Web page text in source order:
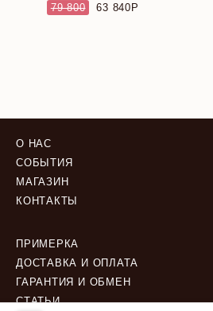
79 800 63 840
О НАС
СОБЫТИЯ
МАГАЗИН
КОНТАКТЫ
ПРИМЕРКА
ДОСТАВКА И ОПЛАТА
ГАРАНТИЯ И ОБМЕН
СТАТЬИ